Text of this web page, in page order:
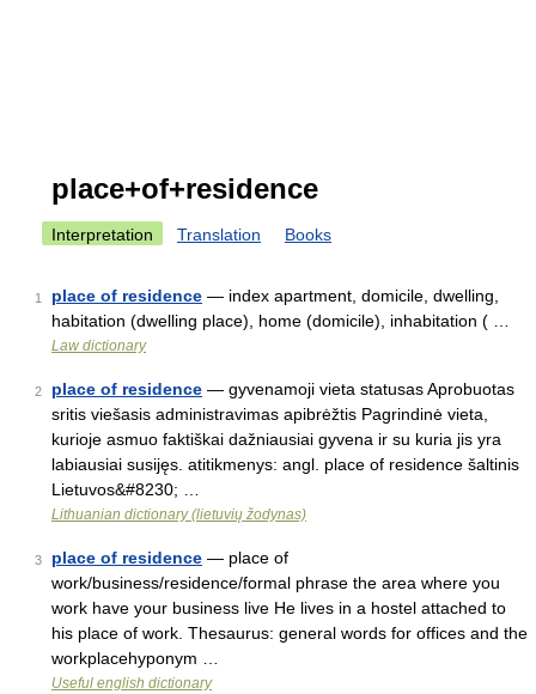
place+of+residence
Interpretation Translation Books
1 place of residence — index apartment, domicile, dwelling,
habitation (dwelling place), home (domicile), inhabitation ( …
Law dictionary
2 place of residence — gyvenamoji vieta statusas Aprobuotas
sritis viešasis administravimas apibrėžtis Pagrindinė vieta,
kurioje asmuo faktiškai dažniausiai gyvena ir su kuria jis yra
labiausiai susijęs. atitikmenys: angl. place of residence šaltinis
Lietuvos&#8230; …
Lithuanian dictionary (lietuvių žodynas)
3 place of residence — place of
work/business/residence/formal phrase the area where you
work have your business live He lives in a hostel attached to
his place of work. Thesaurus: general words for offices and the
workplacehyponym …
Useful english dictionary